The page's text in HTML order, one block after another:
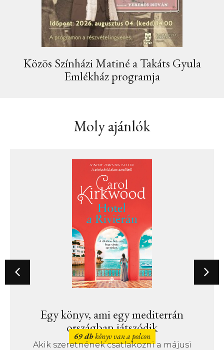
Közös Színházi Matiné a Takáts Gyula
Emlékház programja
Moly ajánlók
Egy könyv, ami egy mediterrán
országban játszódik
69 dbkönyv van a polcon
Akik szeretnének csatlakozni a májusi